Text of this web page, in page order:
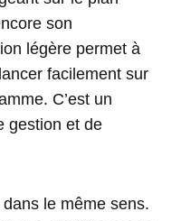
son
légère permet à
facilement sur
C’est un
gestion et de
le même sens.